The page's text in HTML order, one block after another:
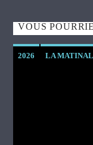
VOUS
2026 LA